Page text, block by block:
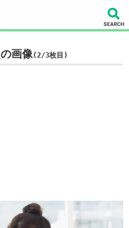
の画像(2/3枚目)